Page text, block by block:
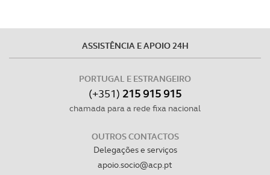
ASSISTÊNCIA E APOIO 24H
PORTUGAL E ESTRANGEIRO
(+351) 215 915 915
chamada para a rede fixa nacional
OUTROS CONTACTOS
Delegações e serviços
apoio.socio@acp.pt